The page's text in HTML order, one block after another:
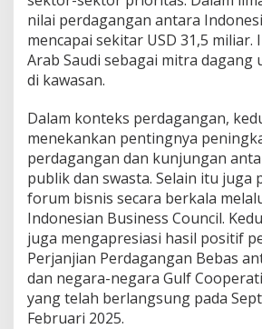
i
B
a
a
r
i
A
r
a
b
S
a
u
i
nilai perdagangan antara
mencapai sekitar USD 31,5 miliar.
Arab Saudi sebagai mitra dagang
di kawasan.
Dalam konteks perdagangan,
menekankan pentingnya
perdagangan dan kunjungan
publik dan swasta. Selain itu juga
forum bisnis secara berkala
Indonesian Business Council.
juga mengapresiasi hasil positif
Perjanjian Perdagangan Bebas
dan negara-negara Gulf
yang telah berlangsung pada
Februari 2025.